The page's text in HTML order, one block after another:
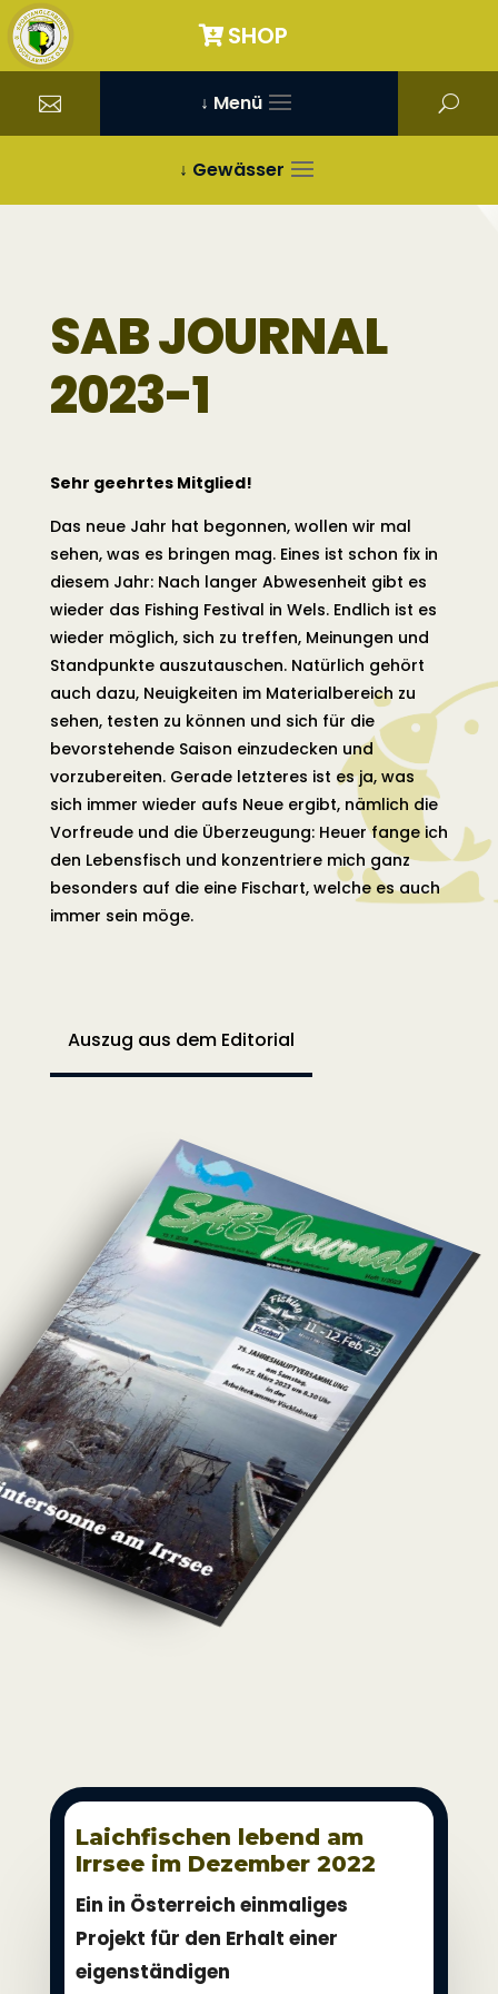
SHOP
↓ Menü
↓ Gewässer
SAB JOURNAL
2023-1
Sehr geehrtes Mitglied!
Das neue Jahr hat begonnen, wollen wir mal
sehen, was es bringen mag. Eines ist schon fix in
diesem Jahr: Nach langer Abwesenheit gibt es
wieder das Fishing Festival in Wels. Endlich ist es
wieder möglich, sich zu treffen, Meinungen und
Standpunkte auszutauschen. Natürlich gehört
auch dazu, Neuigkeiten im Materialbereich zu
sehen, testen zu können und sich für die
bevorstehende Saison einzudecken und
vorzubereiten. Gerade letzteres ist es ja, was
sich immer wieder aufs Neue ergibt, nämlich die
Vorfreude und die Überzeugung: Heuer fange ich
den Lebensfisch und konzentriere mich ganz
besonders auf die eine Fischart, welche es auch
immer sein möge.
Auszug aus dem Editorial
Laichfischen lebend am
Irrsee im Dezember 2022
Ein in Österreich einmaliges
Projekt für den Erhalt einer
eigenständigen